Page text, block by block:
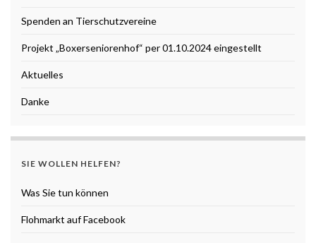
Spenden an Tierschutzvereine
Projekt „Boxerseniorenhof“ per 01.10.2024 eingestellt
Aktuelles
Danke
SIE WOLLEN HELFEN?
Was Sie tun können
Flohmarkt auf Facebook